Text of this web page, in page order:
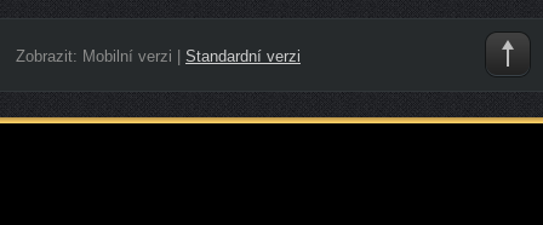
Zobrazit: Mobilní verzi Standardní verzi